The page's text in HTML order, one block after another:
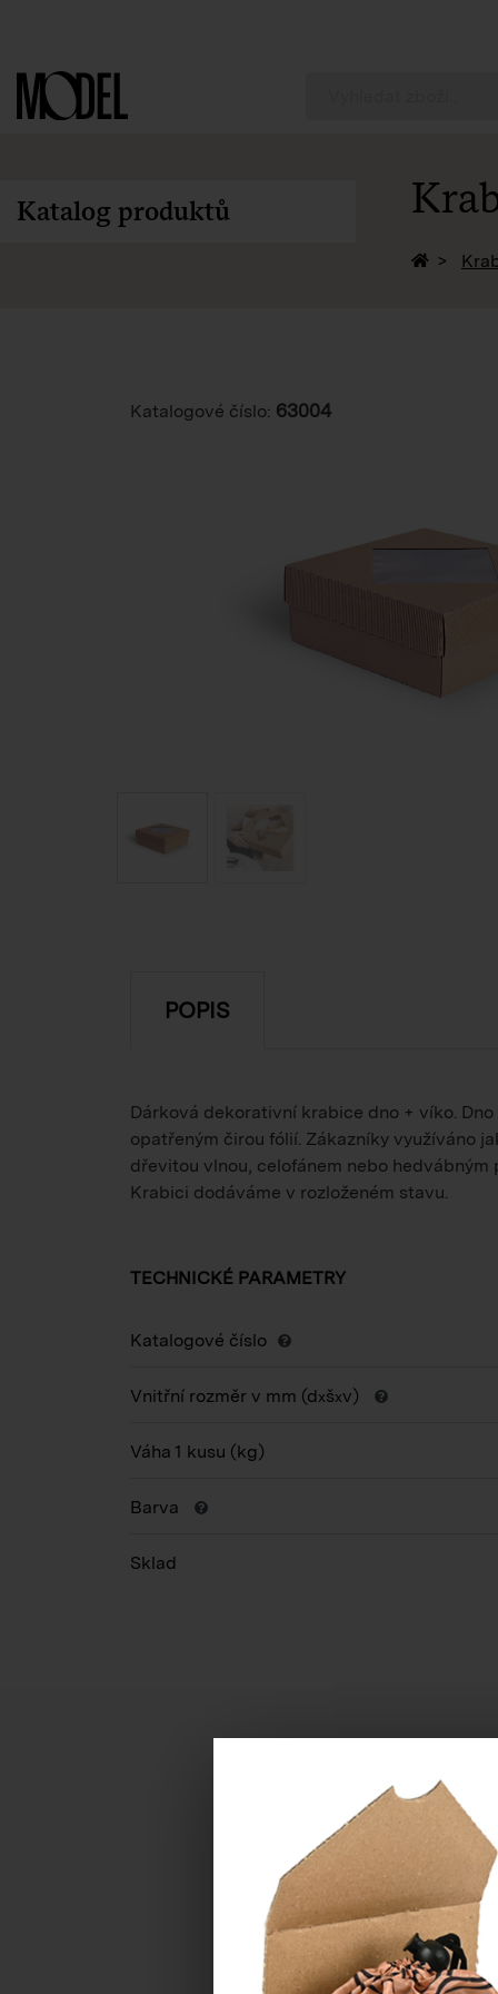
PackShop
Katalog produktů
Zpět na
Katalogové číslo: 63004
POPIS
Dárková dekorativní krabice dno + víko.
opatřeným čirou fólií. Zákazníky využíváno
dřevitou vlnou, celofánem nebo
Krabici dodáváme v rozloženém stavu.
TECHNICKÉ PARAMETRY
Katalogové číslo
Vnitřní rozměr v mm (dxšxv)
Váha 1 kusu (kg)
Barva
Sklad